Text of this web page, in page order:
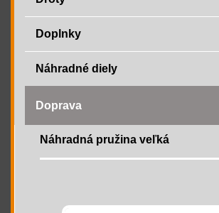
Doplnky
Náhradné diely
Doprava
Náhradná pružina veľká